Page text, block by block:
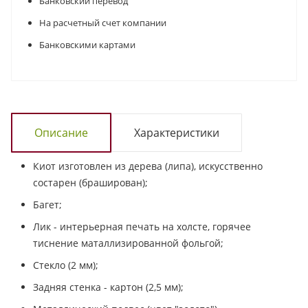
На расчетный счет компании
Банковскими картами
Описание Характеристики
Киот изготовлен из дерева (липа), искусственно
состарен (браширован);
Багет;
Лик - интерьерная печать на холсте, горячее
тиснение маталлизированной фольгой;
Стекло (2 мм);
Задняя стенка - картон (2,5 мм);